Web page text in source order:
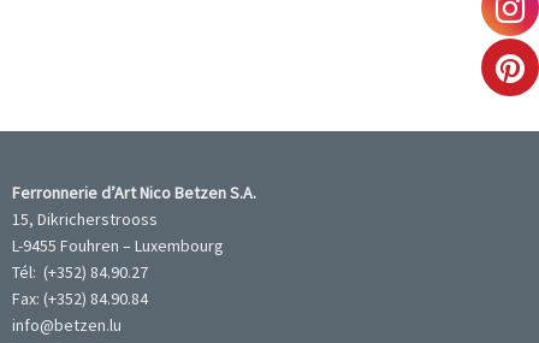
Ferronnerie d’Art Nico Betzen S.A.
15, Dikricherstrooss
L-9455 Fouhren – Luxembourg
Tél: (+352) 84.90.27
Fax: (+352) 84.90.84
info@betzen.lu